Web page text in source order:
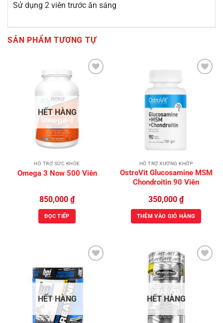
Sử dụng 2 viên trước ăn sáng
SẢN PHẨM TƯƠNG TỰ
HẾT HÀNG
HỖ TRỢ SỨC KHỎE
Omega 3 Now 500 Viên
850,000 ₫
ĐỌC TIẾP
HỖ TRỢ XƯƠNG KHỚP
OstroVit Glucosamine MSM
Chondroitin 90 Viên
350,000 ₫
THÊM VÀO GIỎ HÀNG
HẾT HÀNG HẾT HÀNG